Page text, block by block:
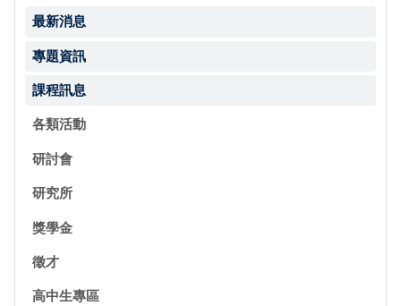
最新消息
專題資訊
課程訊息
各類活動
研討會
研究所
獎學金
徵才
高中生專區